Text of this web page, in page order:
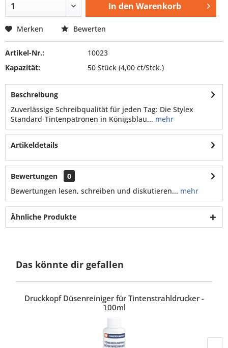
In den Warenkorb
Merken Bewerten
Artikel-Nr.:
10023
Kapazität:
50 Stück (4,00 ct/Stck.)
Beschreibung
Zuverlässige Schreibqualität für jeden Tag: Die Stylex
Standard-Tintenpatronen in Königsblau... mehr
Artikeldetails
Bewertungen
0
Bewertungen lesen, schreiben und diskutieren... mehr
Ähnliche Produkte
Das könnte dir gefallen
Druckkopf Düsenreiniger für Tintenstrahldrucker -
100ml